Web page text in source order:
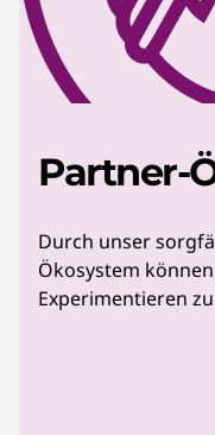
Partner-
Durch unser
Ökosystem
Experimentieren